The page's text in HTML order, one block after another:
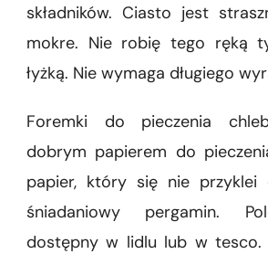
składników. Ciasto jest
mokre. Nie robię tego ręką
łyżką. Nie wymaga długiego
Foremki do pieczenia
dobrym papierem do
papier, który się nie przyklei
śniadaniowy pergamin.
dostępny w lidlu lub w tesco.